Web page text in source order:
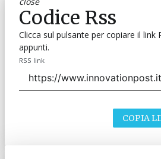
Codice Rss
Clicca sul pulsante per copiare il link
appunti.
RSS link
COPIA